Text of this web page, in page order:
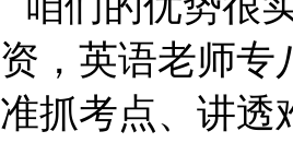
，英语老师
抓考点、讲透